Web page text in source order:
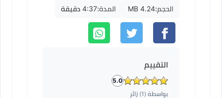
mp3
الحجم:4.24 MB المدة:4:37 دقيقة
التقييم
5.0
بواسطة ( 1) زائر